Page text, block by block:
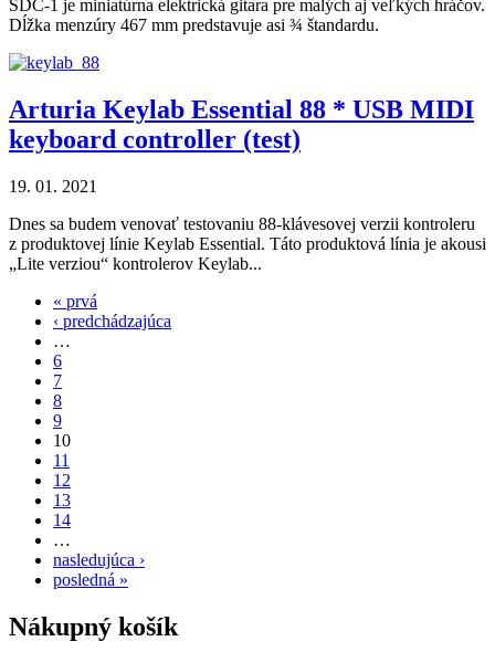
SDC-1 je miniatúrna elektrická gitara pre malých aj veľkých hráčov.
Dĺžka menzúry 467 mm predstavuje asi ¾ štandardu.
Arturia Keylab Essential 88 * USB MIDI
keyboard controller (test)
19. 01. 2021
Dnes sa budem venovať testovaniu 88-klávesovej verzii kontroleru
z produktovej línie Keylab Essential. Táto produktová línia je akousi
„Lite verziou“ kontrolerov Keylab...
« prvá
‹ predchádzajúca
…
6
7
8
9
10
11
12
13
14
…
nasledujúca ›
posledná »
Nákupný košík